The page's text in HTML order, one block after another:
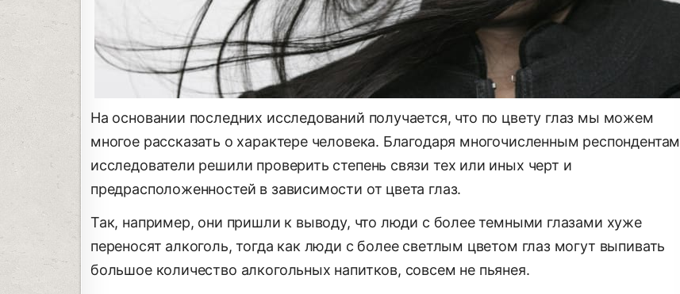
На основании последних исследований получается, что по цвету глаз мы можем
многое рассказать о характере человека. Благодаря многочисленным респондентам
исследователи решили проверить степень связи тех или иных черт и
предрасположенностей в зависимости от цвета глаз.
Так, например, они пришли к выводу, что люди с более темными глазами хуже
переносят алкоголь, тогда как люди с более светлым цветом глаз могут выпивать
большое количество алкогольных напитков, совсем не пьянея.